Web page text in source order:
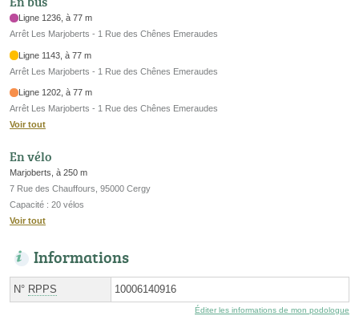
Ligne 1236, à 77 m
Arrêt Les Marjoberts - 1 Rue des Chênes Emeraudes
Ligne 1143, à 77 m
Arrêt Les Marjoberts - 1 Rue des Chênes Emeraudes
Ligne 1202, à 77 m
Arrêt Les Marjoberts - 1 Rue des Chênes Emeraudes
Voir tout
En vélo
Marjoberts, à 250 m
7 Rue des Chauffours, 95000 Cergy
Capacité : 20 vélos
Voir tout
Informations
N° RPPS 10006140916
Éditer les informations de mon podologue